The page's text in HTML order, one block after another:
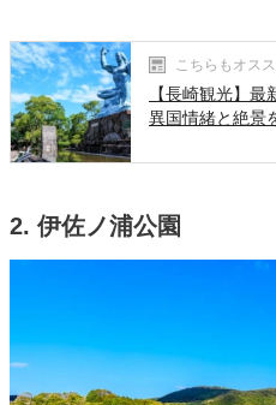
こちらもオスス
【長崎観光】最
異国情緒と絶景
2. 伊佐ノ浦公園